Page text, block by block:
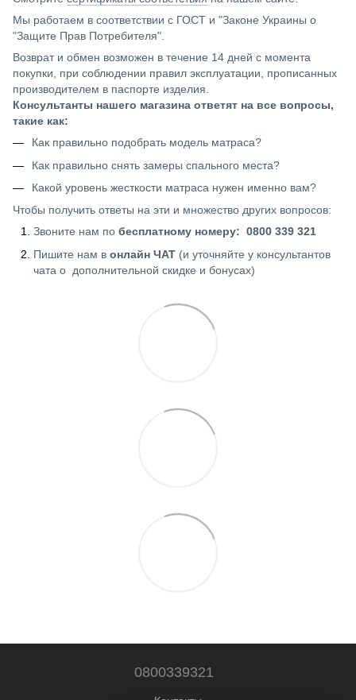
Мы работаем в соответствии с ГОСТ и "Законе Украины о
"Защите Прав Потребителя".
Возврат и обмен возможен в течение 14 дней с момента
покупки, при соблюдении правил эксплуатации, прописанных
производителем в паспорте изделия.
Консультанты нашего магазина ответят на все вопросы,
такие как:
Как правильно подобрать модель матраса?
Как правильно снять замеры спального места?
Какой уровень жесткости матраса нужен именно вам?
Чтобы получить ответы на эти и множество других вопросов:
Звоните нам по бесплатному номеру: 0800 339 321
Пишите нам в онлайн ЧАТ (и уточняйте у консультантов
чата о дополнительной скидке и бонусах)
0800339321